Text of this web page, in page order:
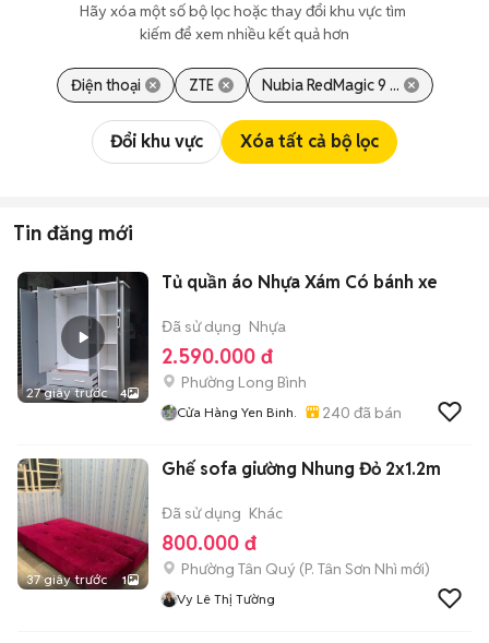
Hãy xóa một số bộ lọc hoặc thay đổi khu vực tìm
kiếm để xem nhiều kết quả hơn
Điện thoại ZTE Nubia RedMagic 9 ...
Đổi khu vực Xóa tất cả bộ lọc
Tin đăng mới
27 giây trước 4
Tủ quần áo Nhựa Xám Có bánh xe
Đã sử dụng Nhựa
2.590.000 đ
Phường Long Bình
Cửa Hàng Yen Binh. 240 đã bán
37 giây trước 1
Ghế sofa giường Nhung Đỏ 2x1.2m
Đã sử dụng Khác
800.000 đ
Phường Tân Quý (P. Tân Sơn Nhì mới)
Vy Lê Thị Tường